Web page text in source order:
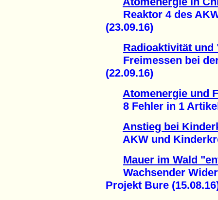
Reaktor 4 des
(23.09.16)
Radioaktivität
Freimessen bei der
(22.09.16)
Atomenergie und
8 Fehler in 1 Artikel
Anstieg bei
AKW und
Mauer im Wald
Wachsender
Projekt Bure